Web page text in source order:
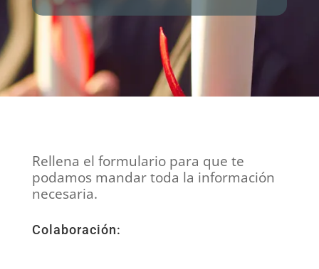
Rellena el formulario para que te
podamos mandar toda la información
necesaria.
Colaboración: